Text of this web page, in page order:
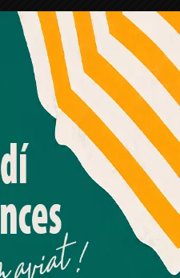
galetes o
accedir i
visita a aquest lloc
o oposar-se al
legítims en
de cookies" o a la
lloc web. Si cliques
Rebutjar tot
el Jardí, dona el seu